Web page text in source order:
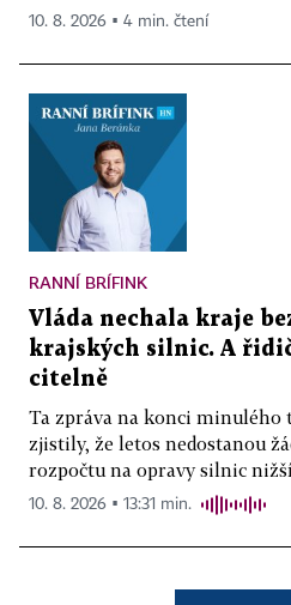
10. 8. 2026 ▪ 4 min. čtení
RANNÍ BRÍFINK
Vláda nechala kraje
krajských silnic. A
citelně
Ta zpráva na konci minulého
zjistily, že letos nedostanou
rozpočtu na opravy silnic
10. 8. 2026 ▪ 13:31 min.